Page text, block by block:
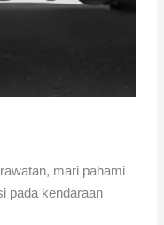
mari pahami
pada kendaraan